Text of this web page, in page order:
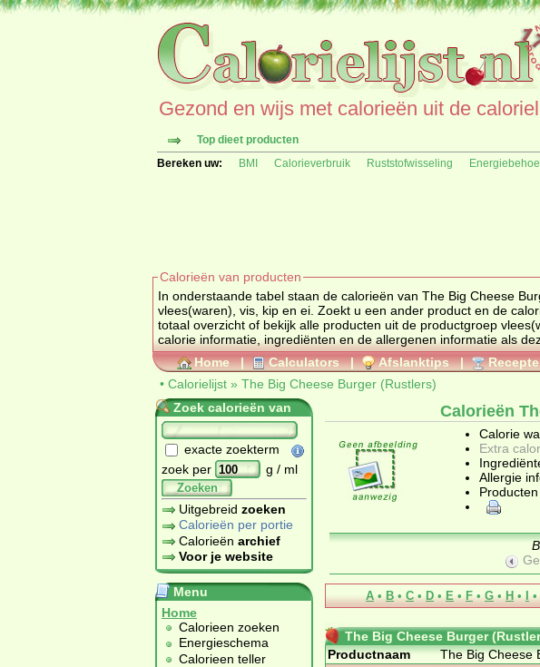
Gezond en wijs met calorieën uit de
Top dieet producten
Bereken uw:
BMI Calorieverbruik Ruststofwisseling
Calorieën van producten
In onderstaande tabel staan de calorieën van The Big Cheese
vlees(waren), vis, kip en ei. Zoekt u een ander
totaal overzicht of bekijk alle producten uit de productgroep
calorie informatie, ingrediënten en de allergenen informatie als
Home | Calculators | Afslanktips |
• Calorielijst » The Big Cheese Burger (Rustlers)
Zoek calorieën van
exacte zoekterm
zoek per
g / ml
Zoeken
Uitgebreid zoeken
Calorieën per portie
Calorieën archief
Voor je website
Menu
Home
Calorieen zoeken
Energieschema
Calorieen teller
Calorieën
Calorie
Extra
Allergie
A • B • C • D • E • F • G • H • I •
The Big Cheese Burger
Productnaam
The Big Cheese